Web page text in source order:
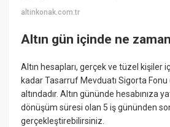
altinkonak.com.tr
Altın gün içinde ne
Altın hesapları, gerçek ve tüzel kişiler
kadar Tasarruf Mevduatı Sigorta
altındadır. Altın gününde hesabınıza
dönüşüm süresi olan 5 iş gününden
gerçekleştirebilirsiniz.